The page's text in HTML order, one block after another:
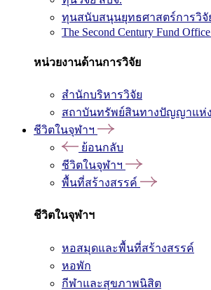
ทุนสนับสนุนยุทธศาสตร์การวิจั
The Second Century Fund
หน่วยงานด้านการวิจัย
สำนักบริหารวิจัย
สถาบันทรัพย์สินทางปัญญาแห่
ชีวิตในจุฬาฯ
ย้อนกลับ
ชีวิตในจุฬาฯ
พื้นที่สร้างสรรค์
ชีวิตในจุฬาฯ
หอสมุดและพื้นที่สร้างสรรค์
หอพัก
กีฬาและสุขภาพนิสิต